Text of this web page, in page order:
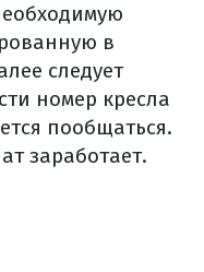
в
следует
номер кресла
пообщаться.
заработает.